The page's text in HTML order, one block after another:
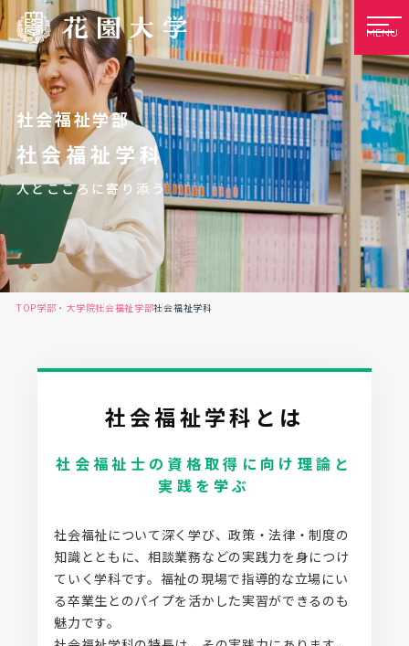
MENU
社会福祉学部
社会福祉学科
人とこころに寄り添う
TOP学部・大学院社会福祉学部社会福祉学科
社会福祉学科とは
社会福祉士の資格取得に向け理論と
実践を学ぶ
社会福祉について深く学び、政策・法律・制度の
知識とともに、相談業務などの実践力を身につけ
ていく学科です。福祉の現場で指導的な立場にい
る卒業生とのパイプを活かした実習ができるのも
魅力です。